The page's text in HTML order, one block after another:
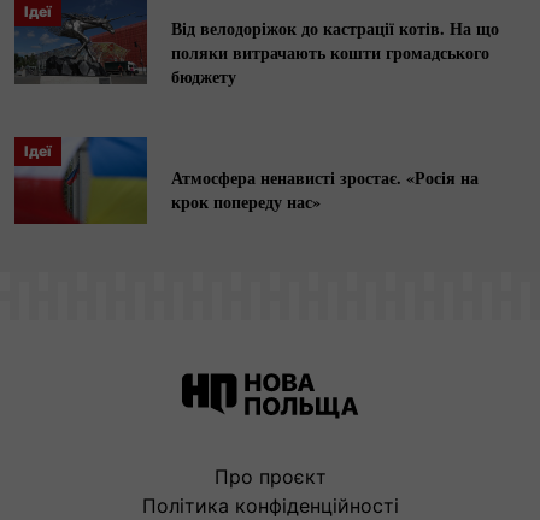
журналістських премій, входить у список ста
найкращих польських репортерів.
Ідеї
Від велодоріжок до кастрації котів. На що
поляки витрачають кошти громадського
бюджету
Ідеї
Атмосфера ненависті зростає. «Росія на
крок попереду нас»
Про проєкт
Політика конфіденційності